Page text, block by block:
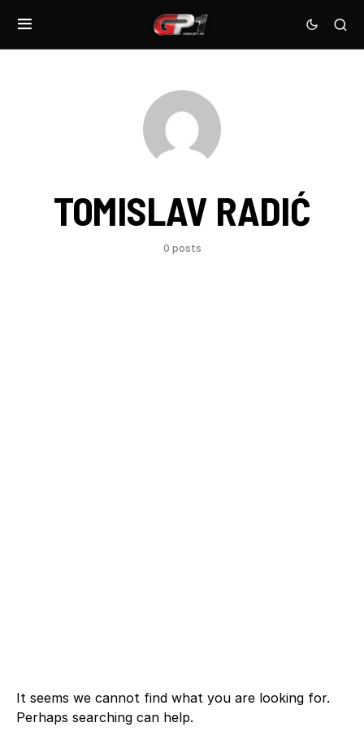
TOMISLAV RADIĆ
0 posts
It seems we cannot find what you are looking for.
Perhaps searching can help.